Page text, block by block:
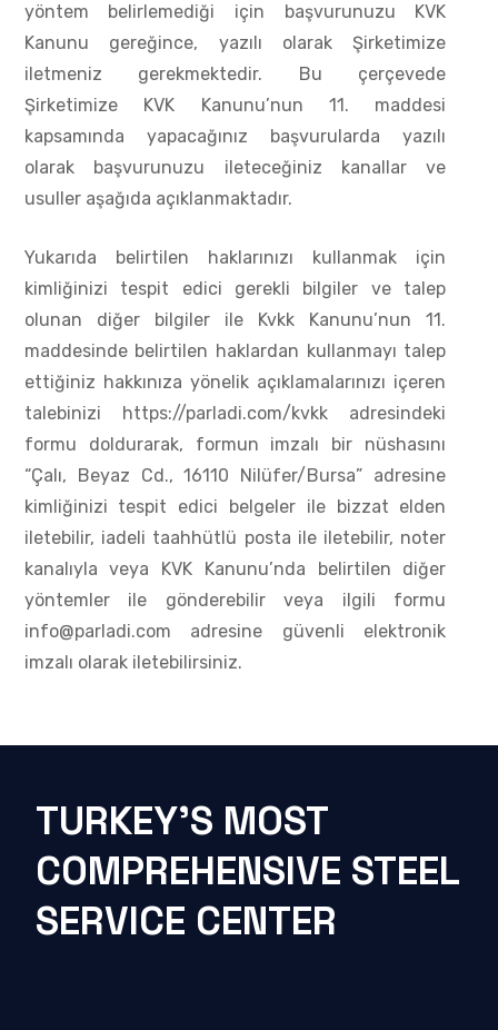
yöntem belirlemediği için başvurunuzu KVK
Kanunu gereğince, yazılı olarak Şirketimize
iletmeniz gerekmektedir. Bu çerçevede
Şirketimize KVK Kanunu’nun 11. maddesi
kapsamında yapacağınız başvurularda yazılı
olarak başvurunuzu ileteceğiniz kanallar ve
usuller aşağıda açıklanmaktadır.
Yukarıda belirtilen haklarınızı kullanmak için
kimliğinizi tespit edici gerekli bilgiler ve talep
olunan diğer bilgiler ile Kvkk Kanunu’nun 11.
maddesinde belirtilen haklardan kullanmayı talep
ettiğiniz hakkınıza yönelik açıklamalarınızı içeren
talebinizi https://parladi.com/kvkk adresindeki
formu doldurarak, formun imzalı bir nüshasını
“Çalı, Beyaz Cd., 16110 Nilüfer/Bursa” adresine
kimliğinizi tespit edici belgeler ile bizzat elden
iletebilir, iadeli taahhütlü posta ile iletebilir, noter
kanalıyla veya KVK Kanunu’nda belirtilen diğer
yöntemler ile gönderebilir veya ilgili formu
info@parladi.com adresine güvenli elektronik
imzalı olarak iletebilirsiniz.
TURKEY'S MOST
COMPREHENSIVE STEEL
SERVICE CENTER